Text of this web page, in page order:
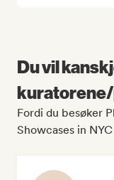
Du vil
Fordi du besøker
Showcases in